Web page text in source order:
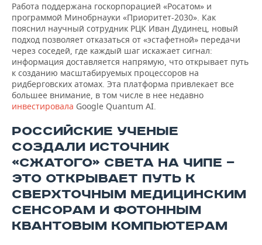
Работа поддержана госкорпорацией «Росатом» и
программой Минобрнауки «Приоритет-2030». Как
пояснил научный сотрудник РЦК Иван Дудинец, новый
подход позволяет отказаться от «эстафетной» передачи
через соседей, где каждый шаг искажает сигнал:
информация доставляется напрямую, что открывает путь
к созданию масштабируемых процессоров на
ридберговских атомах. Эта платформа привлекает все
большее внимание, в том числе в нее недавно
инвестировала Google Quantum AI.
РОССИЙСКИЕ УЧЕНЫЕ
СОЗДАЛИ ИСТОЧНИК
«СЖАТОГО» СВЕТА НА ЧИПЕ —
ЭТО ОТКРЫВАЕТ ПУТЬ К
СВЕРХТОЧНЫМ МЕДИЦИНСКИМ
СЕНСОРАМ И ФОТОННЫМ
КВАНТОВЫМ КОМПЬЮТЕРАМ